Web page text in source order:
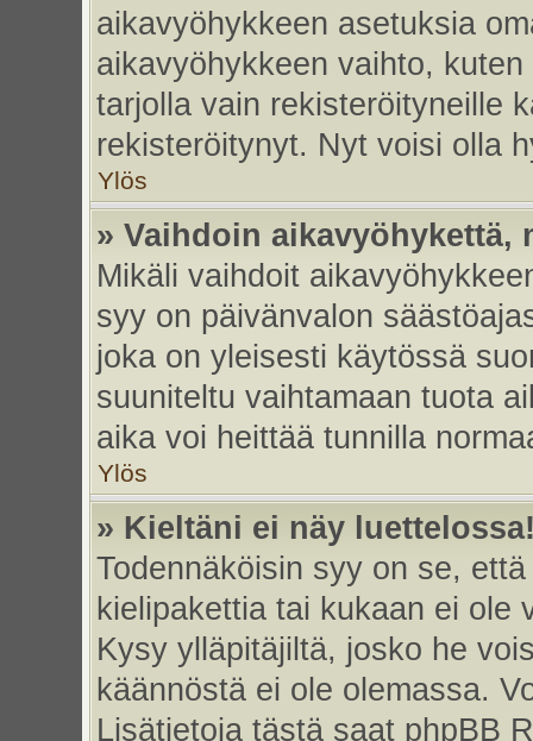
aikavyöhykkeen asetuksia
aikavyöhykkeen vaihto,
tarjolla vain rekisteröityneille
rekisteröitynyt. Nyt voisi olla
Ylös
» Vaihdoin
Mikäli vaihdoit
syy on päivänvalon
joka on yleisesti käytössä
suuniteltu vaihtamaan tuota
aika voi heittää tunnilla
Ylös
» Kieltäni ei näy
Todennäköisin syy on se,
kielipakettia tai kukaan ei ole
Kysy ylläpitäjiltä, josko he
käännöstä ei ole olemassa.
Lisätietoja tästä saat phpBB